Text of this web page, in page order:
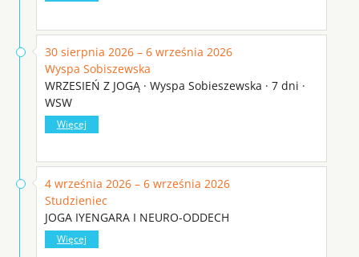
30 sierpnia 2026 – 6 września 2026
Wyspa Sobiszewska
WRZESIEŃ Z JOGĄ · Wyspa Sobieszewska · 7 dni ·
WSW
Więcej
4 września 2026 – 6 września 2026
Studzieniec
JOGA IYENGARA I NEURO-ODDECH
Więcej